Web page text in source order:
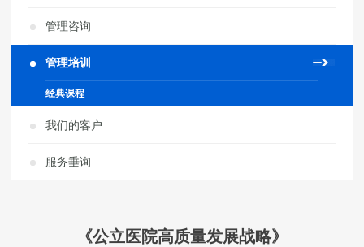
管理咨询
管理培训
经典课程
我们的客户
服务垂询
《公立医院高质量发展战略》